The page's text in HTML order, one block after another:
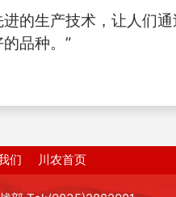
的生产技术，让人们
品种。”
们 川农首页